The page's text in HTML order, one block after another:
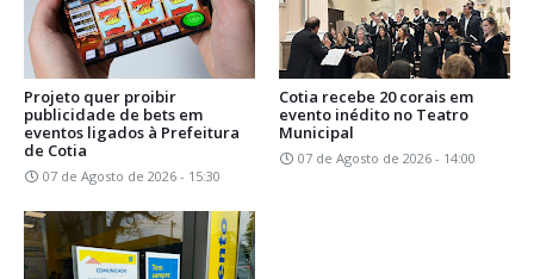
Projeto quer proibir
publicidade de bets em
eventos ligados à Prefeitura
de Cotia
07 de Agosto de 2026 - 15:30
Cotia recebe 20 corais em
evento inédito no Teatro
Municipal
07 de Agosto de 2026 - 14:00